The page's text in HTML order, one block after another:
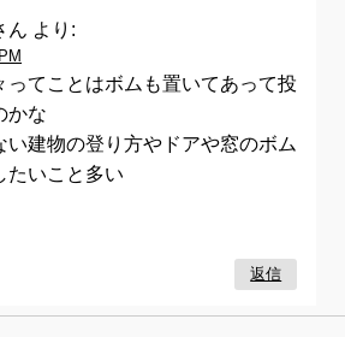
ん より:
ってことはボムも置いてあって投
かな
い建物の登り方やドアや窓のボム
たいこと多い
返信